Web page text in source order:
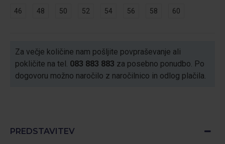
46
48 50 52 54 56 58 60
Za večje količine nam pošljite povpraševanje ali
pokličite na tel. 083 883 883 za posebno ponudbo. Po
dogovoru možno naročilo z naročilnico in odlog plačila.
PREDSTAVITEV